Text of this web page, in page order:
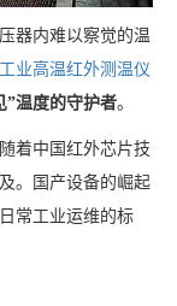
器内难以察觉的温
工业高温红外测温仪
”温度的守护者。
着中国红外芯片技
。国产设备的崛起
常工业运维的标